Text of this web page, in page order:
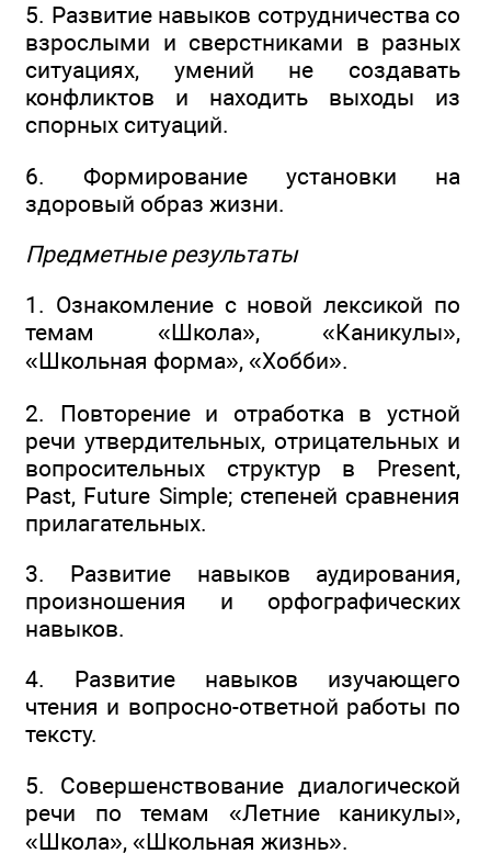
5. Развитие навыков сотрудничества со
взрослыми и сверстниками в разных
ситуациях, умений не создавать
конфликтов и находить выходы из
спорных ситуаций.
6. Формирование установки на
здоровый образ жизни.
Предметные результаты
1. Ознакомление с новой лексикой по
темам «Школа», «Каникулы»,
«Школьная форма», «Хобби».
2. Повторение и отработка в устной
речи утвердительных, отрицательных и
вопросительных структур в Present,
Past, Future Simple; степеней сравнения
прилагательных.
3. Развитие навыков аудирования,
произношения и орфографических
навыков.
4. Развитие навыков изучающего
чтения и вопросно-ответной работы по
тексту.
5. Совершенствование диалогической
речи по темам «Летние каникулы»,
«Школа», «Школьная жизнь».